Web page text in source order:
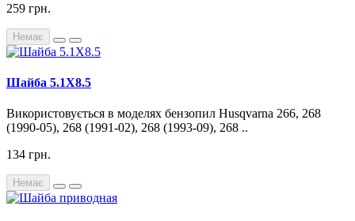
259 грн.
Немає
Шайба 5.1X8.5
Використовується в моделях бензопил Husqvarna 266, 268
(1990-05), 268 (1991-02), 268 (1993-09), 268 ..
134 грн.
Немає